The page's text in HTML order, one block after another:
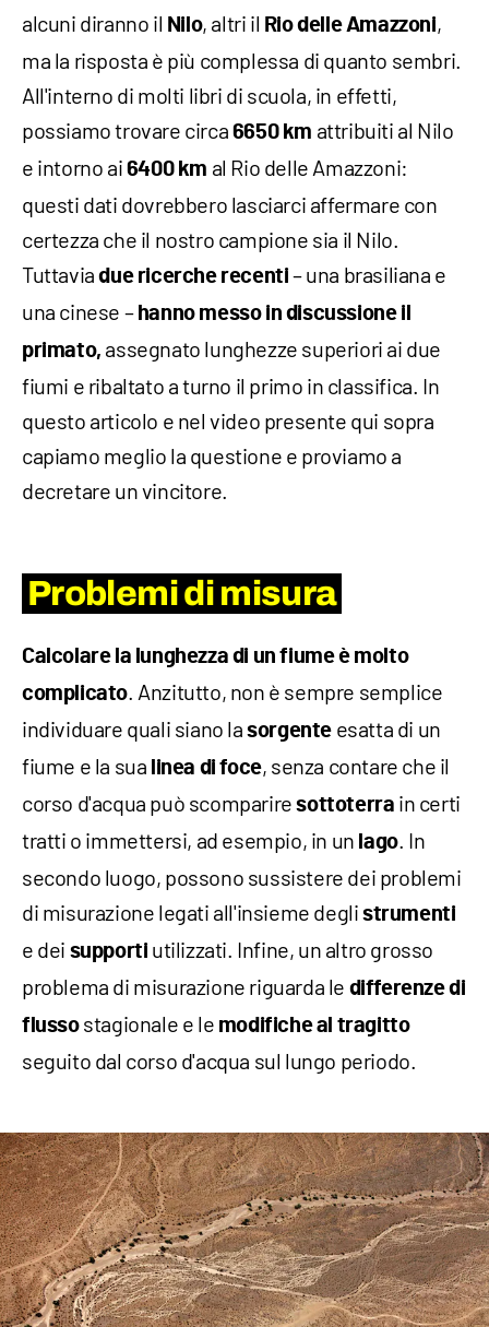
alcuni diranno il Nilo, altri il Rio delle Amazzoni,
ma la risposta è più complessa di quanto sembri.
All'interno di molti libri di scuola, in effetti,
possiamo trovare circa 6650 km attribuiti al Nilo
e intorno ai 6400 km al Rio delle Amazzoni:
questi dati dovrebbero lasciarci affermare con
certezza che il nostro campione sia il Nilo.
Tuttaviadue ricerche recenti – una brasiliana e
una cinese –hanno messo in discussione il
primato, assegnato lunghezze superiori ai due
fiumi e ribaltato a turno il primo in classifica. In
questo articolo e nel video presente qui sopra
capiamo meglio la questione e proviamo a
decretare un vincitore.
Problemi di misura
Calcolare la lunghezza di un fiume è molto
complicato. Anzitutto, non è sempre semplice
individuare quali siano lasorgente esatta di un
fiume e la sua linea di foce, senza contare che il
corso d'acqua può scompariresottoterra in certi
tratti o immettersi, ad esempio, in un lago. In
secondo luogo, possono sussistere dei problemi
di misurazione legati all'insieme deglistrumenti
e dei supporti utilizzati. Infine, un altro grosso
problema di misurazione riguarda le differenze di
flussostagionale e le modifiche al tragitto
seguito dal corso d'acqua sul lungo periodo.